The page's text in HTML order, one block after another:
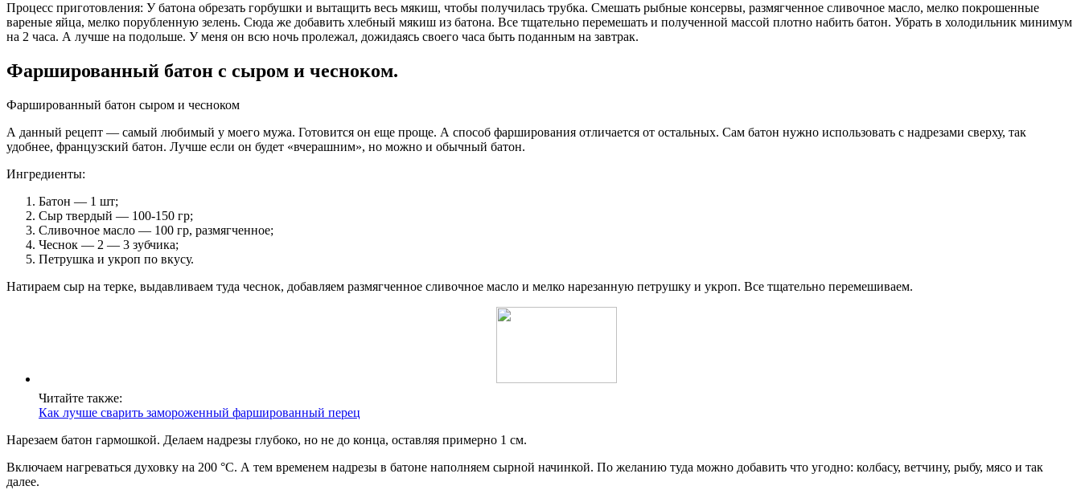
Процесс приготовления: У батона обрезать горбушки и вытащить весь мякиш, чтобы получилась трубка. Смешать рыбные консервы, размягченное сливочное масло, мелко покрошенные
вареные яйца, мелко порубленную зелень. Сюда же добавить хлебный мякиш из батона. Все тщательно перемешать и полученной массой плотно набить батон. Убрать в холодильник минимум
на 2 часа. А лучше на подольше. У меня он всю ночь пролежал, дожидаясь своего часа быть поданным на завтрак.
Фаршированный батон с сыром и чесноком.
Фаршированный батон сыром и чесноком
А данный рецепт — самый любимый у моего мужа. Готовится он еще проще. А способ фарширования отличается от остальных. Сам батон нужно использовать с надрезами сверху, так
удобнее, французский батон. Лучше если он будет «вчерашним», но можно и обычный батон.
Ингредиенты:
Батон — 1 шт;
Сыр твердый — 100-150 гр;
Сливочное масло — 100 гр, размягченное;
Чеснок — 2 — 3 зубчика;
Петрушка и укроп по вкусу.
Натираем сыр на терке, выдавливаем туда чеснок, добавляем размягченное сливочное масло и мелко нарезанную петрушку и укроп. Все тщательно перемешиваем.
Читайте также:
Как лучше сварить замороженный фаршированный перец
Нарезаем батон гармошкой. Делаем надрезы глубоко, но не до конца, оставляя примерно 1 см.
Включаем нагреваться духовку на 200 °С. А тем временем надрезы в батоне наполняем сырной начинкой. По желанию туда можно добавить что угодно: колбасу, ветчину, рыбу, мясо и так
далее.